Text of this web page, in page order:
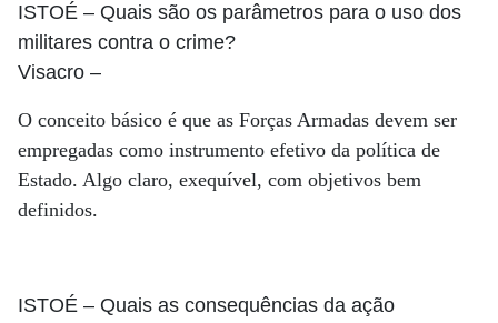
ISTOÉ – Quais são os parâmetros para o uso dos
militares contra o crime?
Visacro –
O conceito básico é que as Forças Armadas devem ser
empregadas como instrumento efetivo da política de
Estado. Algo claro, exequível, com objetivos bem
definidos.
ISTOÉ – Quais as consequências da ação